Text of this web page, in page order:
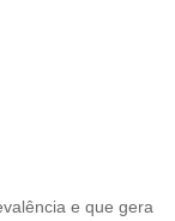
e que gera